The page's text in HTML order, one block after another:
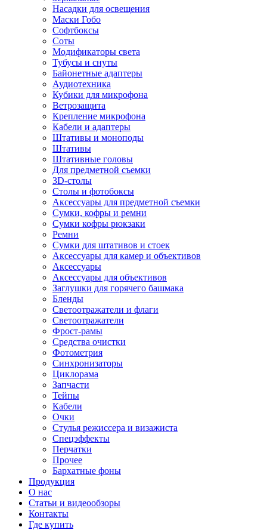
Насадки для освещения
Маски Гобо
Софтбоксы
Соты
Модификаторы света
Тубусы и снуты
Байонетные адаптеры
Аудиотехника
Кубики для микрофона
Ветрозащита
Крепление микрофона
Кабели и адаптеры
Штативы и моноподы
Штативы
Штативные головы
Для предметной съемки
3D-столы
Столы и фотобоксы
Аксессуары для предметной съемки
Сумки, кофры и ремни
Сумки кофры рюкзаки
Ремни
Сумки для штативов и стоек
Аксессуары для камер и объективов
Аксессуары
Аксессуары для объективов
Заглушки для горячего башмака
Бленды
Светоотражатели и флаги
Светоотражатели
Фрост-рамы
Средства очистки
Фотометрия
Синхронизаторы
Циклорама
Запчасти
Тейпы
Кабели
Очки
Стулья режиссера и визажиста
Спецэффекты
Перчатки
Прочее
Бархатные фоны
Продукция
О нас
Статьи и видеообзоры
Контакты
Где купить